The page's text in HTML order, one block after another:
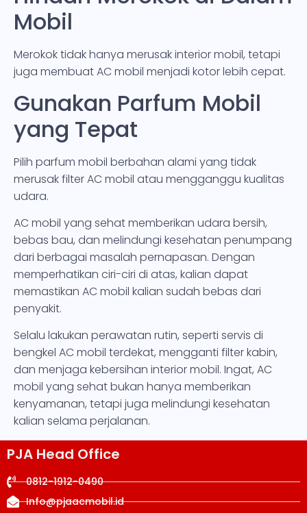
Mobil
Merokok tidak hanya merusak interior mobil, tetapi
juga membuat AC mobil menjadi kotor lebih cepat.
Gunakan Parfum Mobil
yang Tepat
Pilih parfum mobil berbahan alami yang tidak
merusak filter AC mobil atau mengganggu kualitas
udara.
AC mobil yang sehat memberikan udara bersih,
bebas bau, dan melindungi kesehatan penumpang
dari berbagai masalah pernapasan. Dengan
memperhatikan ciri-ciri di atas, kalian dapat
memastikan AC mobil kalian sudah bebas dari
penyakit.
Selalu lakukan perawatan rutin, seperti servis di
bengkel AC mobil terdekat, mengganti filter kabin,
dan menjaga kebersihan interior mobil. Ingat, AC
mobil yang sehat bukan hanya memberikan
kenyamanan, tetapi juga melindungi kesehatan
kalian selama perjalanan.
PJA Head Office
0812-1912-0490
Info@pjaacmobil.id